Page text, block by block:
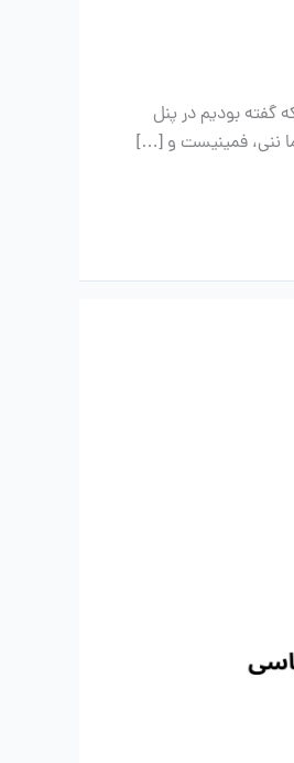
گفته بودیم در پنل
ننی، فمینیست و […]